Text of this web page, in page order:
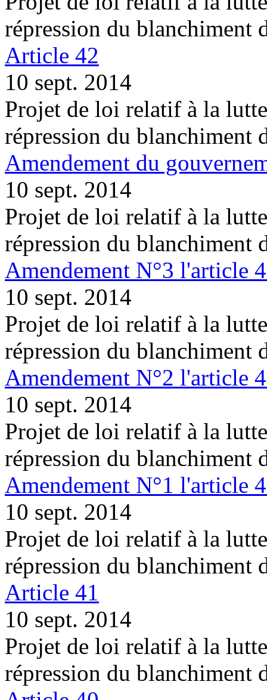
répression du blanchiment
Article 42
10 sept. 2014
Projet de loi relatif à la
répression du blanchiment
Amendement du
10 sept. 2014
Projet de loi relatif à la
répression du blanchiment
Amendement N°3 l'article
10 sept. 2014
Projet de loi relatif à la
répression du blanchiment
Amendement N°2 l'article
10 sept. 2014
Projet de loi relatif à la
répression du blanchiment
Amendement N°1 l'article
10 sept. 2014
Projet de loi relatif à la
répression du blanchiment
Article 41
10 sept. 2014
Projet de loi relatif à la
répression du blanchiment